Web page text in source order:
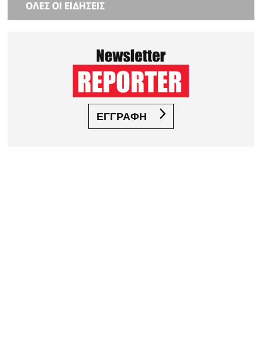
ΟΛΕΣ ΟΙ ΕΙΔΗΣΕΙΣ
ΕΓΓΡΑΦΗ